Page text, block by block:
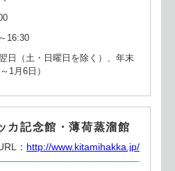
16:30
日（土・日曜日を除く）、年末
1月6日）
カ記念館・薄荷蒸溜館
： http://www.kitamihakka.jp/